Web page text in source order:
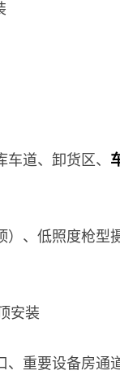
道、卸货区、
）、低照度枪型
安装
、重要设备房通